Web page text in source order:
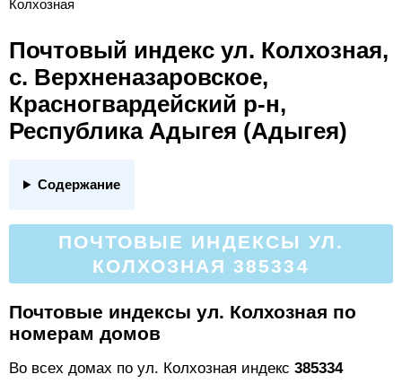
Колхозная
Почтовый индекс ул. Колхозная,
с. Верхненазаровское,
Красногвардейский р-н,
Республика Адыгея (Адыгея)
Содержание
ПОЧТОВЫЕ ИНДЕКСЫ УЛ.
КОЛХОЗНАЯ 385334
Почтовые индексы ул. Колхозная по
номерам домов
Во всех домах по ул. Колхозная индекс 385334